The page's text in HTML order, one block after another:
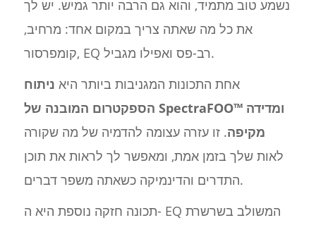
נשמע טוב מתמיד, והוא גם הרבה יותר גמיש. יש לך
את כל מה שאתה צריך במקום אחד: מרחיב,
קומפרסור, EQ רב-פס ואפילו מגביל.
אחת התכונות המגניבות ביותר היא ניתוח
הספקטרום המובנה של SpectraFOO™ ומדידה
מקיפה. זו עזרה עצומה להדמיה של מה שקורה
לאות שלך בזמן אמת, ומאפשר לך לראות את תוכן
התדרים והדינמיקה כשאתה משפר דברים.
תכונה חזקה נוספת היא ה- EQ המשולב בשרשרת